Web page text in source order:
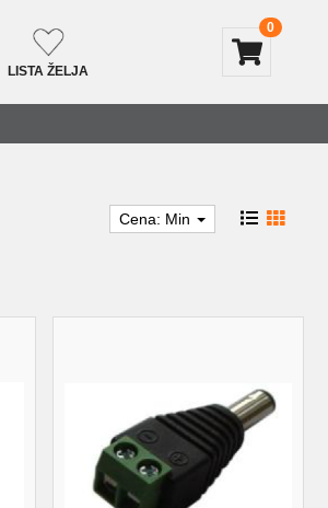
LISTA ŽELJA
0
Cena: Min